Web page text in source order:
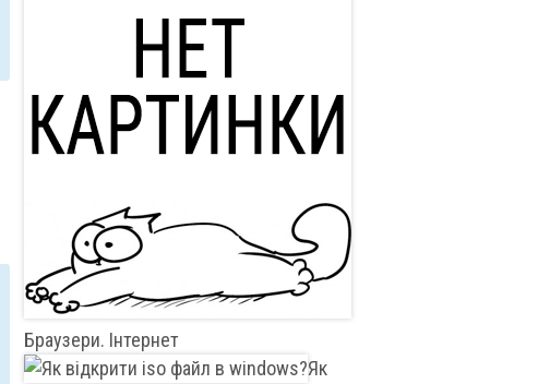
Браузери. Інтернет
Як